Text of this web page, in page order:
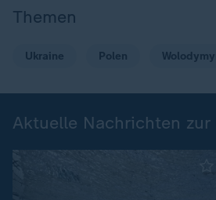
Themen
Ukraine Polen
Aktuelle Nachrichten zur